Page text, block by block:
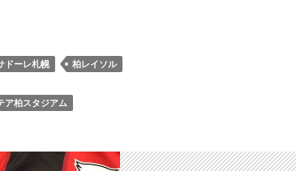
回
ソ
ドーレ札幌 柏レイソル
ア柏スタジアム